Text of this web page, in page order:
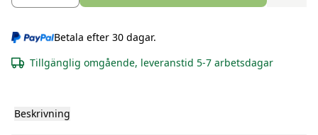
Betala efter 30 dagar.
Tillgänglig omgående, leveranstid 5-7 arbetsdagar
Beskrivning